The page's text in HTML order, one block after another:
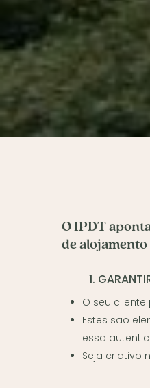
O IPDT
de
1.
O seu
Estes são
essa
Seja criativo